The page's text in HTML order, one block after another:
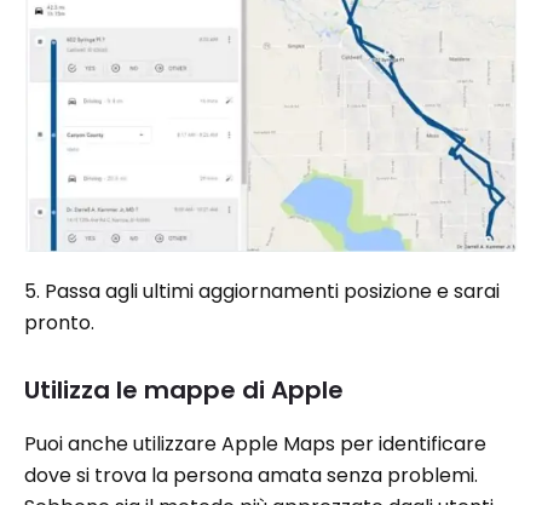
5. Passa agli ultimi aggiornamenti posizione e sarai
pronto.
Utilizza le mappe di Apple
Puoi anche utilizzare Apple Maps per identificare
dove si trova la persona amata senza problemi.